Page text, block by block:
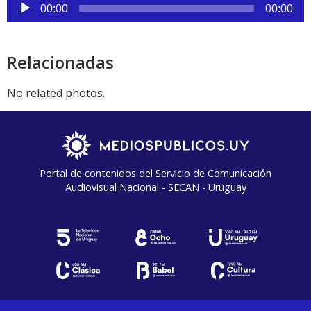
de
00:00 00:00
Relacionadas
No related photos.
Portal de contenidos del Servicio de Comunicación
Audiovisual Nacional - SECAN - Uruguay